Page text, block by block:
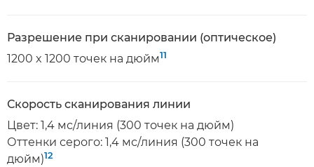
Разрешение при сканировании (оптическое)
1200 x 1200 точек на дюйм11
Скорость сканирования линии
Цвет: 1,4 мс/линия (300 точек на дюйм)
Оттенки серого: 1,4 мс/линия (300 точек на
дюйм)12